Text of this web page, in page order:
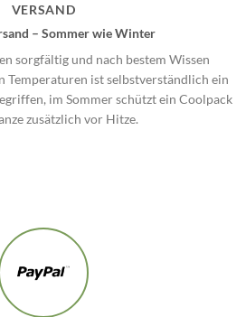
VERSAND
– Sommer wie Winter
sorgfältig und nach bestem Wissen
Temperaturen ist selbstverständlich ein
im Sommer schützt ein Coolpack
zusätzlich vor Hitze.